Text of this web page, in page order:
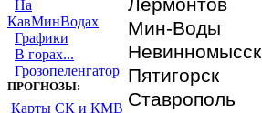
На
КавМинВодах
Графики
В горах...
Грозопеленгатор
ПРОГНОЗЫ:
Карты СК и КМВ
Лермонтов
Мин-Воды
Невинномысск
Пятигорск
Ставрополь